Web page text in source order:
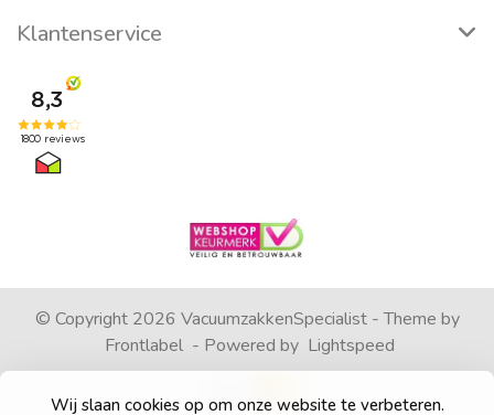
Wij slaan cookies op om onze website te verbeteren.
Klantenservice
© Copyright 2026 VacuumzakkenSpecialist - Theme by
Frontlabel - Powered by Lightspeed